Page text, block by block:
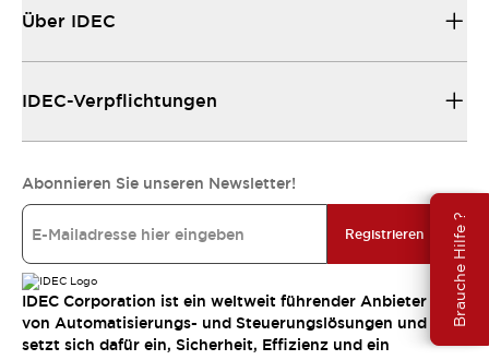
Brauche Hilfe ?
Über IDEC
IDEC-Verpflichtungen
Abonnieren Sie unseren Newsletter!
Registrieren
IDEC Corporation ist ein weltweit führender Anbieter
von Automatisierungs- und Steuerungslösungen und
setzt sich dafür ein, Sicherheit, Effizienz und ein